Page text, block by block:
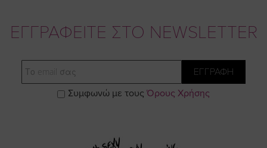
ΕΓΓΡΑΦΕΙΤΕ ΣΤΟ NEWSLETTER
Email
ΕΓΓΡΑΦΗ
Συμφωνώ με τους Όρους Χρήσης